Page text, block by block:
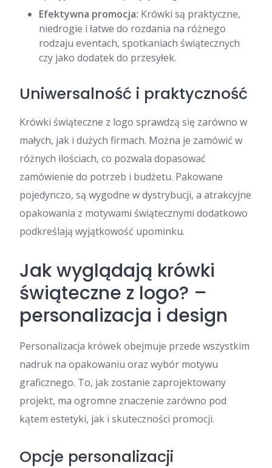
Efektywna promocja: Krówki są praktyczne,
niedrogie i łatwe do rozdania na różnego
rodzaju eventach, spotkaniach świątecznych
czy jako dodatek do przesyłek.
Uniwersalność i praktyczność
Krówki świąteczne z logo sprawdzą się zarówno w
małych, jak i dużych firmach. Można je zamówić w
różnych ilościach, co pozwala dopasować
zamówienie do potrzeb i budżetu. Pakowane
pojedynczo, są wygodne w dystrybucji, a atrakcyjne
opakowania z motywami świątecznymi dodatkowo
podkreślają wyjątkowość upominku.
Jak wyglądają krówki
świąteczne z logo? –
personalizacja i design
Personalizacja krówek obejmuje przede wszystkim
nadruk na opakowaniu oraz wybór motywu
graficznego. To, jak zostanie zaprojektowany
projekt, ma ogromne znaczenie zarówno pod
kątem estetyki, jak i skuteczności promocji.
Opcje personalizacji